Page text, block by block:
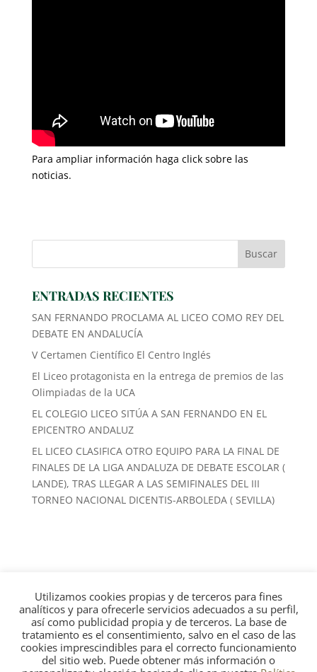
Para ampliar información haga click sobre las
noticias.
ENTRADAS RECIENTES
SAN FERNANDO PROCLAMA AL LICEO COMO REY DEL
DEBATE EN ANDALUCÍA
V Certamen Científico El Centro Inglés
El Liceo protagonista en la entrega de premios de las
Olimpiadas de la UCA
EL COLEGIO LICEO SITÚA A SAN FERNANDO EN EL
EPICENTRO ANDALUZ
EL LICEO CLASIFICA OTRO EQUIPO PARA LA FINAL DE
FINALES DE LA LIGA ANDALUZA DE DEBATE ESCOLAR (
LANDE), TRAS LLEGAR A LAS SEMIFINALES DEL III
TORNEO NACIONAL DICENTIS-ARBOLEDA ( SEVILLA)
Calle Real, 225, 11100 San Fernando, Cádiz · 956 88
13 22
Utilizamos cookies propias y de terceros para fines
analíticos y para ofrecerle servicios adecuados a su perfil,
así como publicidad propia y de terceros. La base de
tratamiento es el consentimiento, salvo en el caso de las
cookies imprescindibles para el correcto funcionamiento
del sitio web. Puede obtener más información o